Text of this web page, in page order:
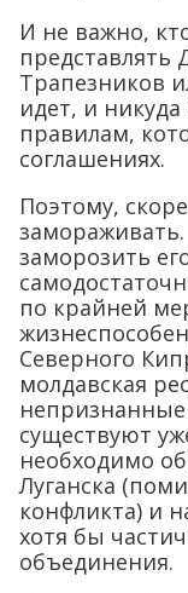
И не важно,
Трапезников
идет, и
правилам,
соглашениях.
Поэтому,
заморозить
по крайней
Северного
молдавская
непризнанные
существуют
необходимо
Луганска
конфликта) и
хотя бы
объединения.